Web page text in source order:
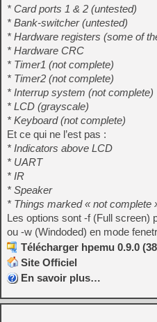
* Card ports 1 & 2 (untested)
* Bank-switcher (untested)
* Hardware registers (some of
* Hardware CRC
* Timer1 (not complete)
* Timer2 (not complete)
* Interrup system (not complete)
* LCD (grayscale)
* Keyboard (not complete)
Et ce qui ne l’est pas :
* Indicators above LCD
* UART
* IR
* Speaker
* Things marked « not complete
Les options sont -f (Full screen)
ou -w (Windoded) en mode
Télécharger hpemu 0.9.0
Site Officiel
En savoir plus…